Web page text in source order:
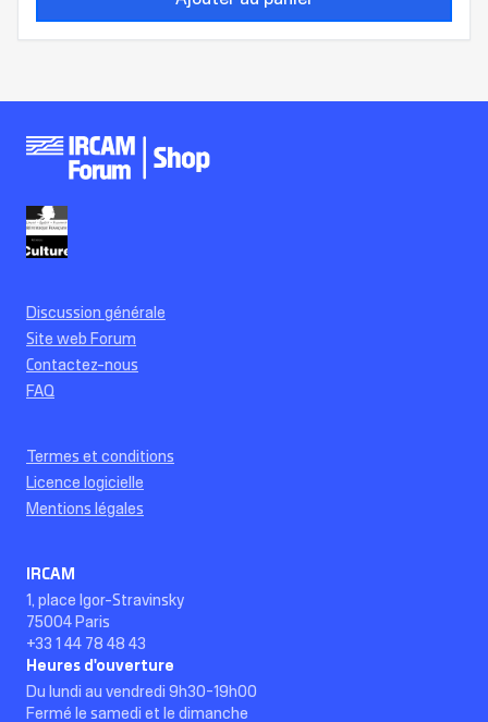
Discussion générale
Site web Forum
Contactez-nous
FAQ
Termes et conditions
Licence logicielle
Mentions légales
IRCAM
1, place Igor-Stravinsky
75004 Paris
+33 1 44 78 48 43
Heures d'ouverture
Du lundi au vendredi 9h30-19h00
Fermé le samedi et le dimanche